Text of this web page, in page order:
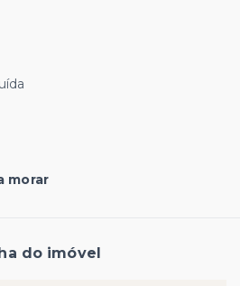
morar
do imóvel